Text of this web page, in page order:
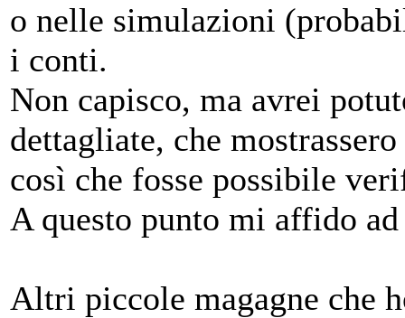
o nelle simulazioni
i conti.
Non capisco, ma avrei
dettagliate, che
così che fosse possibile
A questo punto mi affido
Altri piccole magagne che